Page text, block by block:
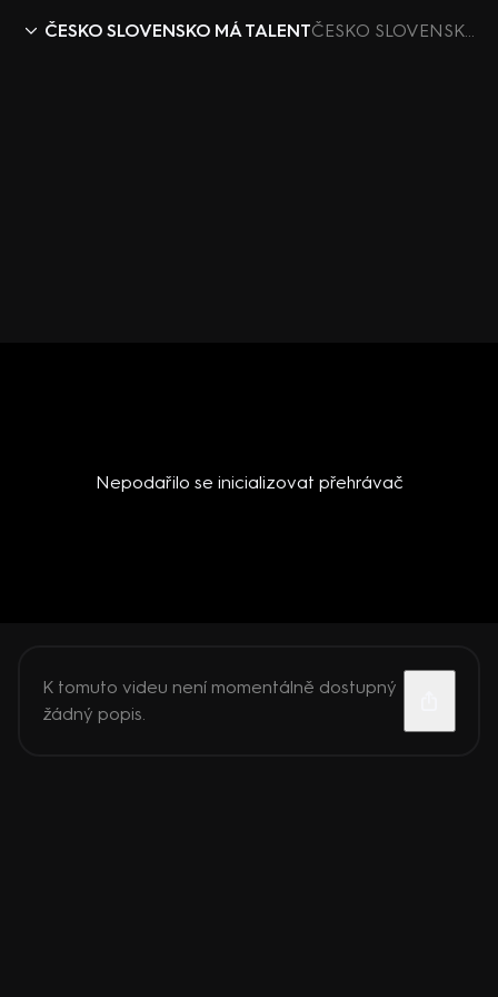
ČESKO SLOVENSKO MÁ TALENT ČESKO SLOVENSKO MÁ TALENT VIII (15): Finále Bike O´Clock
Nepodařilo se inicializovat přehrávač
K tomuto videu není momentálně dostupný
žádný popis.